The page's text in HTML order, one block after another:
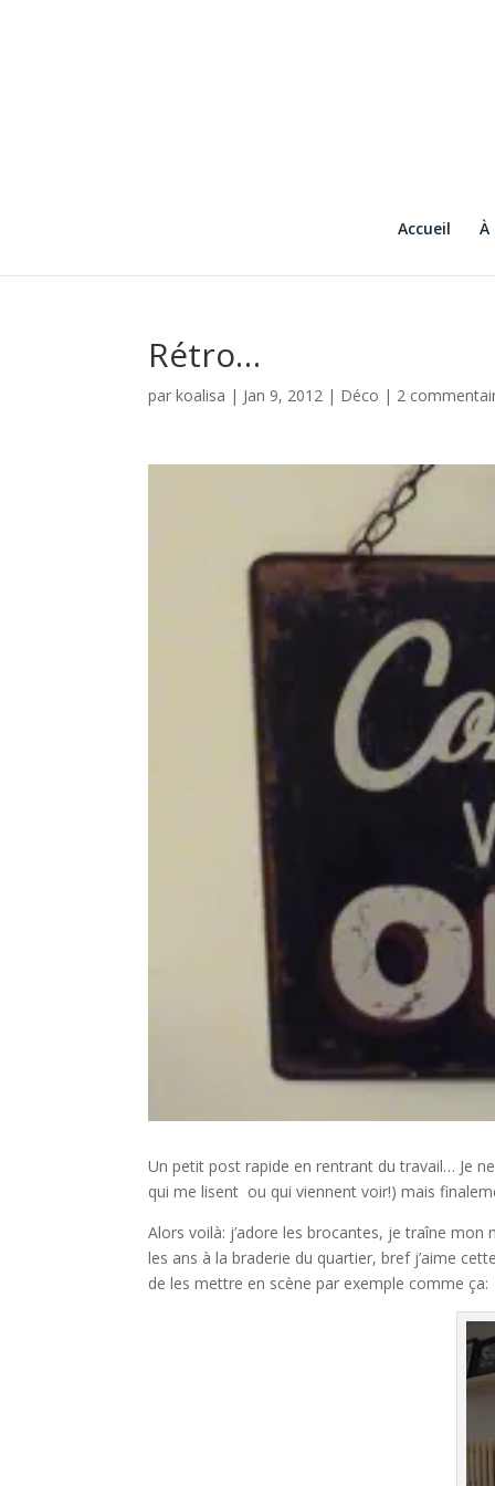
Accueil À
Rétro…
parkoalisa | Jan 9, 2012 | Déco | 2
Un petit post rapide en rentrant du travail… Je
qui me lisent ou qui viennent voir!) mais
Alors voilà: j’adore les brocantes, je traîne
les ans à la braderie du quartier, bref j’aime
de les mettre en scène par exemple comme ça: